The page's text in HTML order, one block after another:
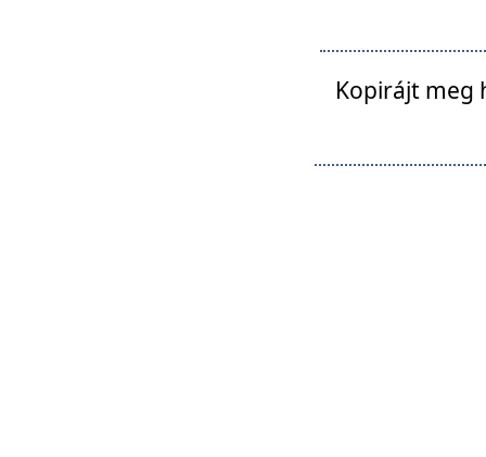
Kopirájt meg